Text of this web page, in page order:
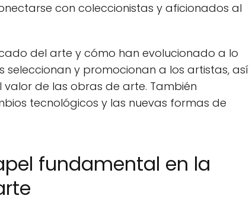
con coleccionistas y aficionados al
del arte y cómo han evolucionado a lo
seleccionan y promocionan a los artistas, así
de las obras de arte. También
tecnológicos y las nuevas formas de
fundamental en la